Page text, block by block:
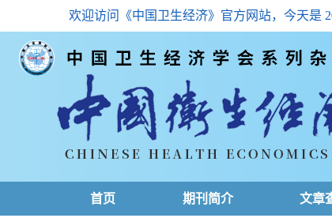
欢迎访问《中国卫生经济》官方网站，今天是
首页 期刊简介 文章